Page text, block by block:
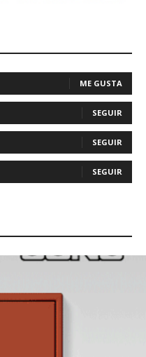
ME GUSTA
SEGUIR
SEGUIR
SEGUIR